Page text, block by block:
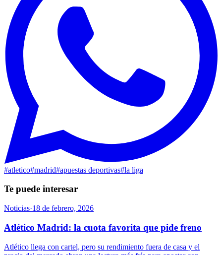
#atletico#madrid#apuestas deportivas#la liga
Te puede interesar
Noticias·18 de febrero, 2026
Atlético Madrid: la cuota favorita que pide freno
Atlético llega con cartel, pero su rendimiento fuera de casa y el